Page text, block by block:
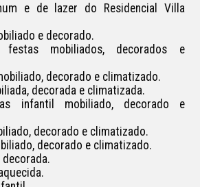
e de lazer do Residencial Villa
e decorado.
mobiliados, decorados e
decorado e climatizado.
decorada e climatizada.
infantil mobiliado, decorado e
decorado e climatizado.
decorado e climatizado.
decorada.